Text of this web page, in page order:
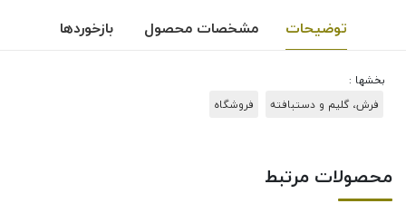
توضیحات مشخصات محصول بازخوردها
بخشها :
فرش، گلیم و دستبافته
فروشگاه
محصولات مرتبط